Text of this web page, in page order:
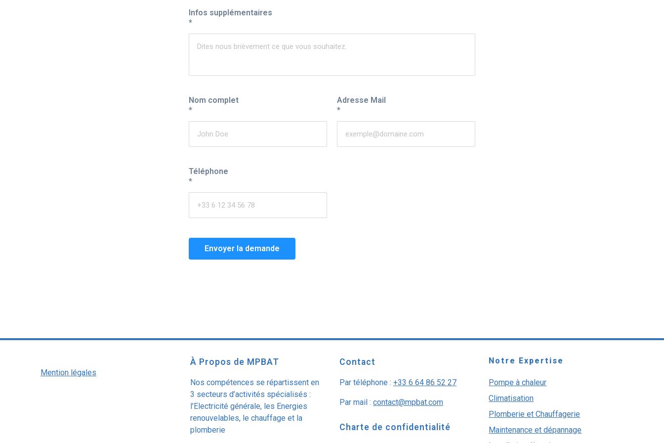
Infos supplémentaires
*
Nom complet
*
Adresse Mail
*
Téléphone
*
Envoyer la demande
Mention légales
À Propos de MPBAT
Nos compétences se répartissent en
3 secteurs d’activités spécialisés :
l’Electricité générale, les Energies
renouvelables, le chauffage et la
plomberie
Contact
Par téléphone : +33 6 64 86 52 27
Par mail : contact@mpbat.com
Charte de confidentialité
Notre Expertise
Pompe à chaleur
Climatisation
Plomberie et Chauffagerie
Maintenance et dépannage